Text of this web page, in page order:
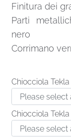
Finitura dei
Parti
nero
Corrimano
Chiocciola
Chiocciola